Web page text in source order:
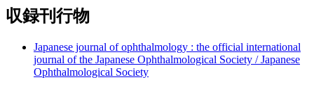
収録刊行物
Japanese journal of ophthalmology : the official international
journal of the Japanese Ophthalmological Society / Japanese
Ophthalmological Society